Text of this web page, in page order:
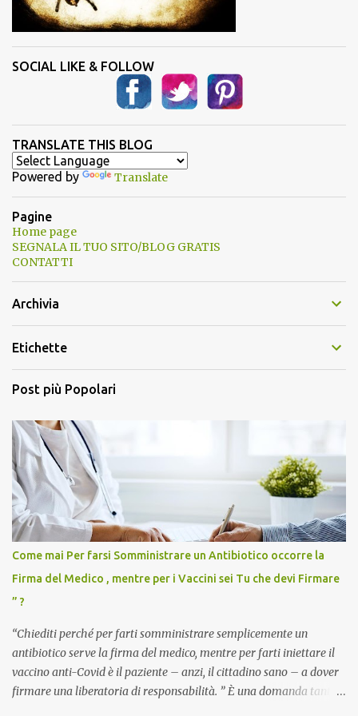
SOCIAL LIKE & FOLLOW
TRANSLATE THIS BLOG
Powered by Translate
Pagine
Home page
SEGNALA IL TUO SITO/BLOG GRATIS
CONTATTI
Archivia
Etichette
Post più Popolari
Come mai Per farsi Somministrare un Antibiotico occorre la
Firma del Medico , mentre per i Vaccini sei Tu che devi Firmare
” ?
“Chiediti perché per farti somministrare semplicemente un
antibiotico serve la firma del medico, mentre per farti iniettare il
vaccino anti-Covid è il paziente – anzi, il cittadino sano – a dover
firmare una liberatoria di responsabilità. ” È una domanda tanto